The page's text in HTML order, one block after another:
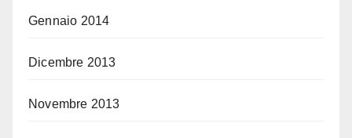
Gennaio 2014
Dicembre 2013
Novembre 2013